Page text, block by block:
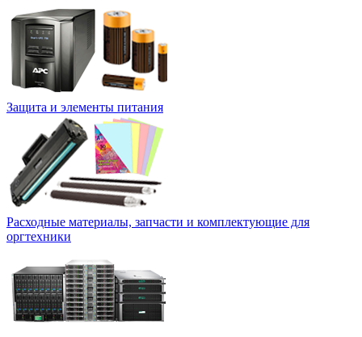
Защита и элементы питания
Расходные материалы, запчасти и комплектующие для
оргтехники